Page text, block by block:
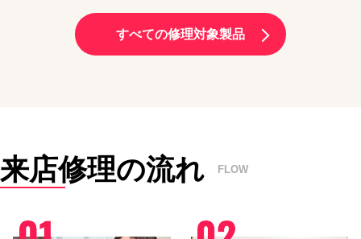
すべての修理対象製品
来店修理の流れ FLOW